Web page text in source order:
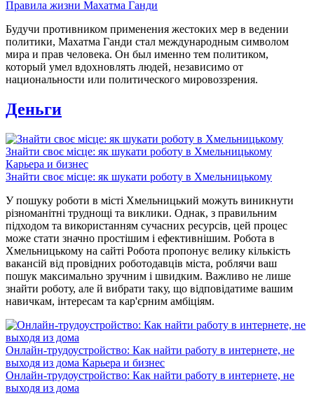
Правила жизни Махатма Ганди
Будучи противником применения жестоких мер в ведении
политики, Махатма Ганди стал международным символом
мира и прав человека. Он был именно тем политиком,
который умел вдохновлять людей, независимо от
национальности или политического мировоззрения.
Деньги
Знайти своє місце: як шукати роботу в Хмельницькому
Карьера и бизнес
Знайти своє місце: як шукати роботу в Хмельницькому
У пошуку роботи в місті Хмельницький можуть виникнути
різноманітні труднощі та виклики. Однак, з правильним
підходом та використанням сучасних ресурсів, цей процес
може стати значно простішим і ефективнішим. Робота в
Хмельницькому на сайті Робота пропонує велику кількість
вакансій від провідних роботодавців міста, роблячи ваш
пошук максимально зручним і швидким. Важливо не лише
знайти роботу, але й вибрати таку, що відповідатиме вашим
навичкам, інтересам та кар'єрним амбіціям.
Онлайн-трудоустройство: Как найти работу в интернете, не
выходя из дома Карьера и бизнес
Онлайн-трудоустройство: Как найти работу в интернете, не
выходя из дома